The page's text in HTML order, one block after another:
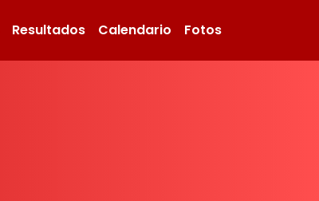
Resultados Calendario Fotos